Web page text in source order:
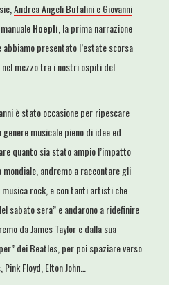
Andrea Angeli Bufalini e Giovanni
Hoepli , la prima narrazione
abbiamo presentato l’estate scorsa
mezzo tra i nostri ospiti del
è stato occasione per ripescare
musicale pieno di idee ed
quanto sia stato ampio l’impatto
andremo a raccontare gli
rock, e con tanti artisti che
sabato sera” e andarono a ridefinire
da James Taylor e dalla sua
dei Beatles, per poi spaziare verso
Floyd, Elton John…